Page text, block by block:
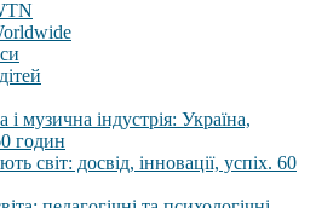
і музична індустрія: Україна,
годин
світ: досвід, інновації, успіх. 60